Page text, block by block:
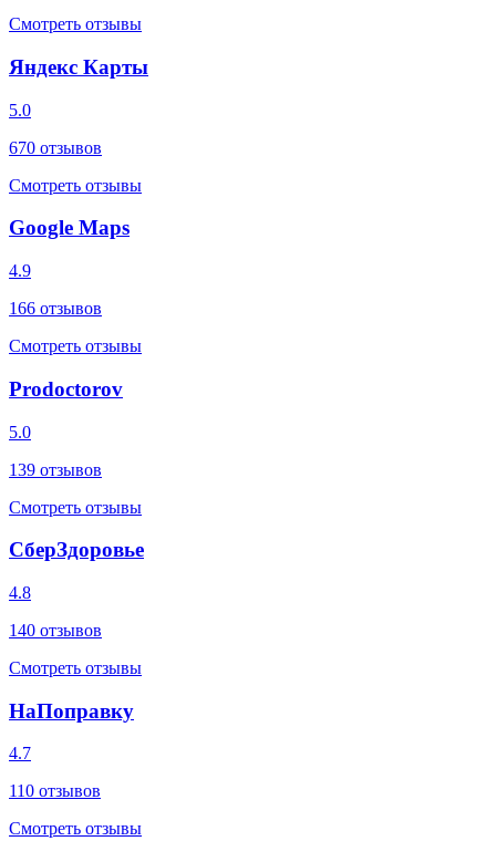
Смотреть отзывы
Яндекс Карты
5.0
670 отзывов
Смотреть отзывы
Google Maps
4.9
166 отзывов
Смотреть отзывы
Prodoctorov
5.0
139 отзывов
Смотреть отзывы
СберЗдоровье
4.8
140 отзывов
Смотреть отзывы
НаПоправку
4.7
110 отзывов
Смотреть отзывы